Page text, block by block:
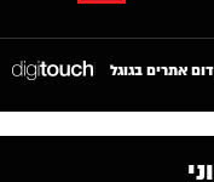
אתרים בגוגל